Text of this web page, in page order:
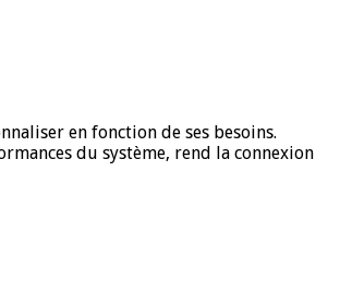
en fonction de ses besoins.
du système, rend la connexion